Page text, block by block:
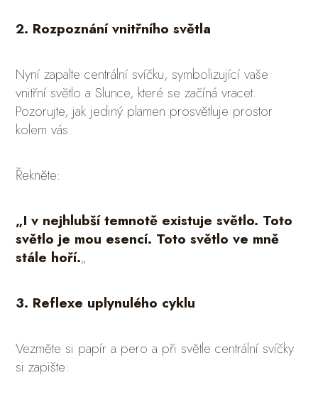
2. Rozpoznání vnitřního světla
Nyní zapalte centrální svíčku, symbolizující vaše
vnitřní světlo a Slunce, které se začíná vracet.
Pozorujte, jak jediný plamen prosvětluje prostor
kolem vás.
Řekněte:
„I v nejhlubší temnotě existuje světlo. Toto
světlo je mou esencí. Toto světlo ve mně
stále hoří.„
3. Reflexe uplynulého cyklu
Vezměte si papír a pero a při světle centrální svíčky
si zapište: